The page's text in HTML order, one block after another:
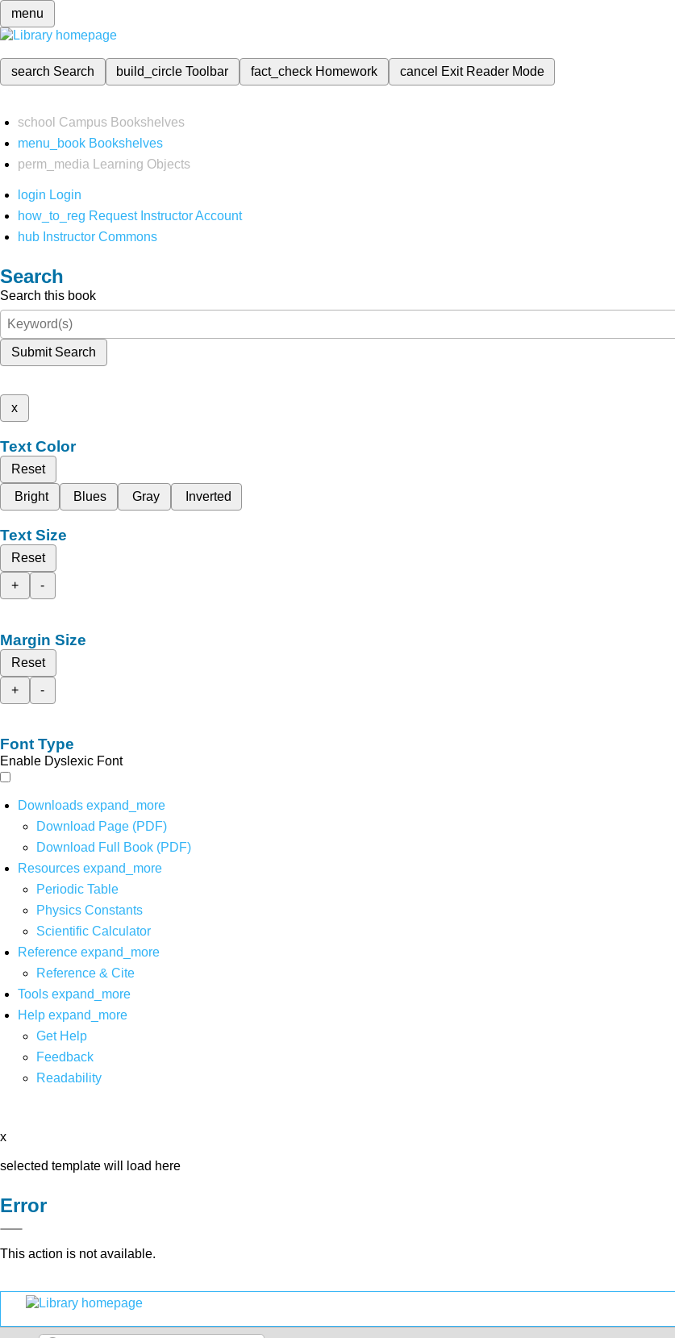
menu
search Search build_circleToolbar fact_check Homework cancel Exit Reader Mode
school Campus Bookshelves
menu_book Bookshelves
perm_media
Learning Objects
login Login
how_to_reg Request Instructor Account
hub Instructor Commons
Search
Search this book
Submit Search
x
Text Color
Reset
Bright
Blues Gray Inverted
Text Size
Reset
+
-
Margin Size
Reset
+
-
Font Type
Enable Dyslexic Font
Downloads expand_more
Download Page (PDF)
Download Full Book (PDF)
Resources expand_more
Periodic Table
Physics Constants
Scientific Calculator
Reference expand_more
Reference & Cite
Tools expand_more
Help expand_more
Get Help
Feedback
Readability
x
selected template will load here
Error
This action is not available.